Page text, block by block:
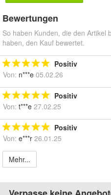
Bewertungen
So haben Kunden, die den Artikel
haben, den Kauf bewertet.
Positiv
Von: n***e 05.02.26
Positiv
Von: t***e 27.02.25
Positiv
Von: e***r 26.01.25
Mehr...